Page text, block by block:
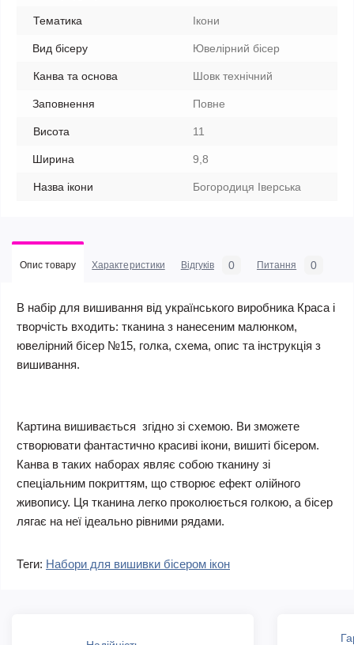
Тематика Ікони
Вид бісеру Ювелірний бісер
Канва та основа Шовк технічний
Заповнення Повне
Висота 11
Ширина 9,8
Назва ікони Богородиця Іверська
Опис товару Характеристики Відгуків 0 Питання 0
В набір для вишивання від українського виробника Краса і
творчість входить: тканина з нанесеним малюнком,
ювелірний бісер №15, голка, схема, опис та інструкція з
вишивання.
Картина вишивається згідно зі схемою. Ви зможете
створювати фантастично красиві ікони, вишиті бісером.
Канва в таких наборах являє собою тканину зі
спеціальним покриттям, що створює ефект олійного
живопису. Ця тканина легко проколюється голкою, а бісер
лягає на неї ідеально рівними рядами.
Теги: Набори для вишивки бісером ікон